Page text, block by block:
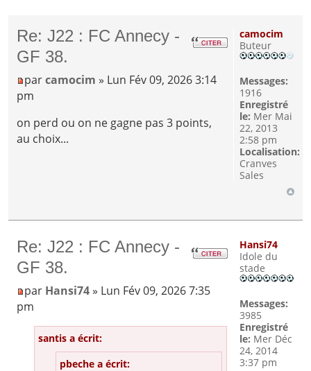
Re: J22 : FC Annecy -
GF 38.
parcamocim » Lun Fév 09, 2026 3:14
pm
on perd ou on ne gagne pas 3 points,
au choix...
camocim
Buteur
Messages:
1916
Enregistré
le: Mer Mai
22, 2013
2:58 pm
Localisation:
Cranves
Sales
Re: J22 : FC Annecy -
GF 38.
par Hansi74» Lun Fév 09, 2026 7:35
pm
santis a écrit:
pbeche a écrit:
Hansi74
Idole du
stade
Messages:
3985
Enregistré
le: Mer Déc
24, 2014
3:37 pm